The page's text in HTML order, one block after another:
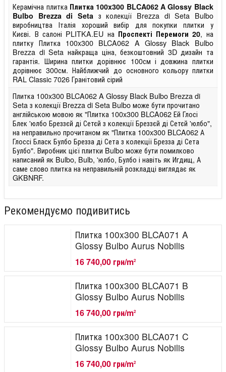
Керамічна плитка Плитка 100x300 BLCA062 A Glossy Black
Bulbo Brezza di Seta з колекції Brezza di Seta Bulbo
виробництва Італія хороший вибір для покупки плитки у
Києві. В салоні PLITKA.EU на Проспекті Перемоги 20, на
плитку Плитка 100x300 BLCA062 A Glossy Black Bulbo
Brezza di Seta найкраща ціна, безкоштовний 3D дизайн та
гарантія. Ширина плитки дорівнює 100см і довжина плитки
дорівнює 300см. Найближчий до основного кольору плитки
RAL Classic 7026 Гранітовий сірий
Плитка 100x300 BLCA062 A Glossy Black Bulbo Brezza di
Seta з колекції Brezza di Seta Bulbo може бути прочитано
англійською мовою як "Плитка 100x300 BLCA062 Ей Глосі
Блек 'юлбо Бреззєй ді Сетєй з колекції Бреззєй ді Сетєй 'юлбо",
на неправильно прочитаном як "Плитка 100x300 BLCA062 А
Глоссі Бласк Булбо Брезза ді Сета з колекції Брезза ді Сета
Булбо". Виробник цієї плитки Bulbo може бути помилково
написаний як Bulbo, Bulb, 'юлбо, Булбо і навіть як Игдищ, А
саме слово плитка на неправильній розкладці виглядає як
GKBNRF.
Рекомендуємо подивитись
Плитка 100x300 BLCA071 A
Glossy Bulbo Aurus Nobilis
16 740,00 грн/m2
Плитка 100x300 BLCA071 B
Glossy Bulbo Aurus Nobilis
16 740,00 грн/m2
Плитка 100x300 BLCA071 C
Glossy Bulbo Aurus Nobilis
16 740,00 грн/m2